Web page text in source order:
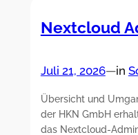
Nextcloud
Juli 21, 2026—in
Übersicht und
der HKN GmbH
das Nextcloud-